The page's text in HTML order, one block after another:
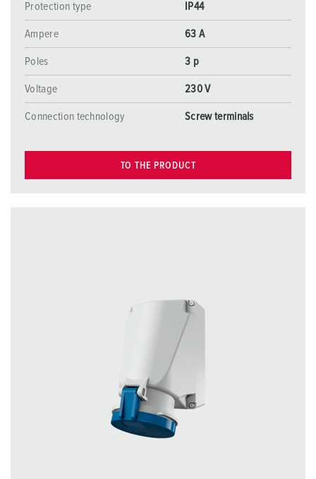
Protection type
IP44
Ampere 63 A
Poles 3 p
Voltage 230 V
Connection technology Screw terminals
TO THE PRODUCT